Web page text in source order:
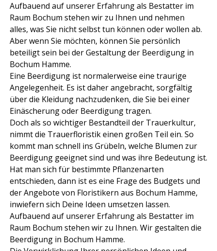
Aufbauend auf unserer Erfahrung als Bestatter im
Raum Bochum stehen wir zu Ihnen und nehmen
alles, was Sie nicht selbst tun können oder wollen ab.
Aber wenn Sie möchten, können Sie persönlich
beteiligt sein bei der Gestaltung der Beerdigung in
Bochum Hamme.
Eine Beerdigung ist normalerweise eine traurige
Angelegenheit. Es ist daher angebracht, sorgfältig
über die Kleidung nachzudenken, die Sie bei einer
Einäscherung oder Beerdigung tragen.
Doch als so wichtiger Bestandteil der Trauerkultur,
nimmt die Trauerfloristik einen großen Teil ein. So
kommt man schnell ins Grübeln, welche Blumen zur
Beerdigung geeignet sind und was ihre Bedeutung ist.
Hat man sich für bestimmte Pflanzenarten
entschieden, dann ist es eine Frage des Budgets und
der Angebote von Floristikern aus Bochum Hamme,
inwiefern sich Deine Ideen umsetzen lassen.
Aufbauend auf unserer Erfahrung als Bestatter im
Raum Bochum stehen wir zu Ihnen. Wir gestalten die
Beerdigung in Bochum Hamme.